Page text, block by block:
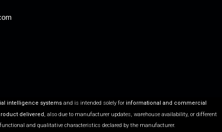
intelligence systemsand is intended solely for informational and commercial
delivered, also due to manufacturer updates, warehouse availability, or different
and qualitative characteristics declared by the manufacturer.